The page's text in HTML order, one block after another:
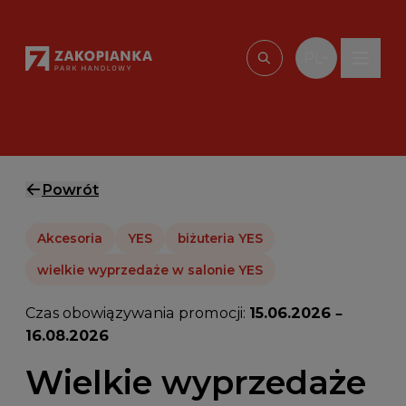
Wpisz, czego
Powrót
Akcesoria YES biżuteria YES
wielkie wyprzedaże w salonie YES
Czas obowiązywania promocji: 15.06.2026 –
16.08.2026
Wielkie wyprzedaże